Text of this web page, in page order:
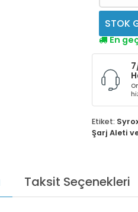
STOK
En
Etiket:
Şarj Aleti
Taksit Seçenekleri